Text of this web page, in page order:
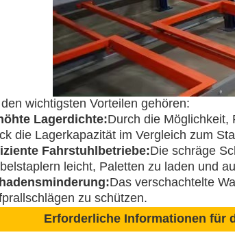
wichtigsten Vorteilen gehören:
Lagerdichte:Durch die Möglichkeit,
die Lagerkapazität im Vergleich zum
Fahrstuhlbetriebe:Die schräge
leicht, Paletten zu laden und
Das verschachtelte
zu schützen.
Erforderliche Informationen für